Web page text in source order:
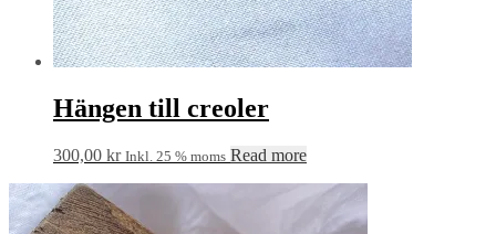
Hängen till creoler
300,00 kr Inkl. 25 % moms Read more